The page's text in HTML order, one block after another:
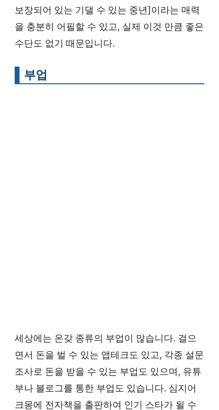
보장되어 있는 기댈 수 있는 중년]이라는 매력
을 충분히 어필할 수 있고, 실제 이것 만큼 좋은
수단도 없기 때문입니다.
부업
세상에는 온갖 종류의 부업이 많습니다. 걸으
면서 돈을 벌 수 있는 앱테크도 있고, 각종 설문
조사로 돈을 받을 수 있는 부업도 있으며, 유튜
부나 블로그를 통한 부업도 있습니다. 심지어
크몽에 전자책을 출판하여 인기 스타가 될 수